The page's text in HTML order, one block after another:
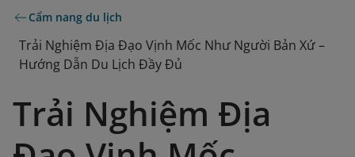
Cẩm nang du lịch
Trải Nghiệm Địa Đạo Vịnh Mốc Như Người Bản Xứ –
Hướng Dẫn Du Lịch Đầy Đủ
Trải Nghiệm Địa